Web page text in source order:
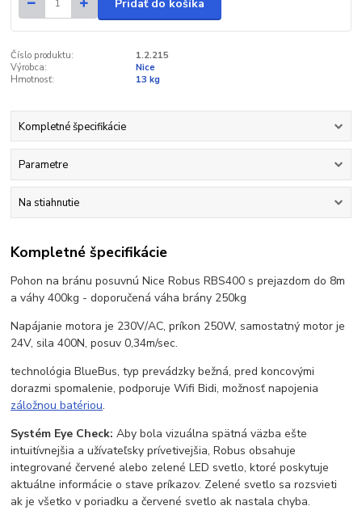
Pridať do košíka
Číslo produktu:
1.2.215
Výrobca:
Nice
Hmotnosť:
13 kg
Kompletné špecifikácie
Parametre
Na stiahnutie
Kompletné špecifikácie
Pohon na bránu posuvnú Nice Robus RBS400 s prejazdom do 8m
a váhy 400kg - doporučená váha brány 250kg
Napájanie motora je 230V/AC, príkon 250W, samostatný motor je
24V, sila 400N, posuv 0,34m/sec.
technológia BlueBus, typ prevádzky bežná, pred koncovými
dorazmi spomalenie, podporuje Wifi Bidi, možnosť napojenia
záložnou batériou.
Systém Eye Check: Aby bola vizuálna spätná väzba ešte
intuitívnejšia a užívateľsky prívetivejšia, Robus obsahuje
integrované červené alebo zelené LED svetlo, ktoré poskytuje
aktuálne informácie o stave príkazov. Zelené svetlo sa rozsvieti
ak je všetko v poriadku a červené svetlo ak nastala chyba.